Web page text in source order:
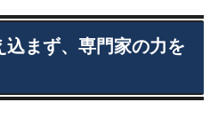
込まず、専門家の力を